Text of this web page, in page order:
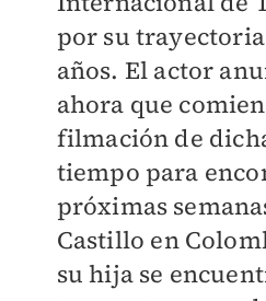
por su
años. El actor
ahora que
filmación de
tiempo para
próximas
Castillo en
su hija se